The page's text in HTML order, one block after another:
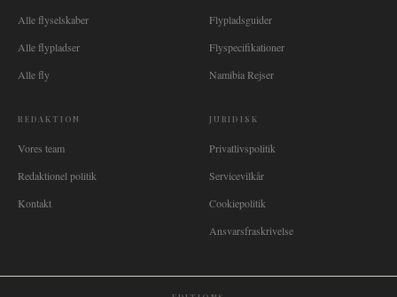
Alle flyselskaber
Alle flypladser
Alle fly
Flypladsguider
Flyspecifikationer
Namibia Rejser
REDAKTION
Vores team
Redaktionel politik
Kontakt
JURIDISK
Privatlivspolitik
Servicevilkår
Cookiepolitik
Ansvarsfraskrivelse